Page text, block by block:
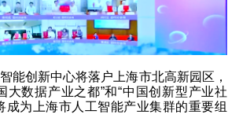
能创新中心将落户上海市北高新园区，
大数据产业之都”和“中国创新型产业社
成为上海市人工智能产业集群的重要组